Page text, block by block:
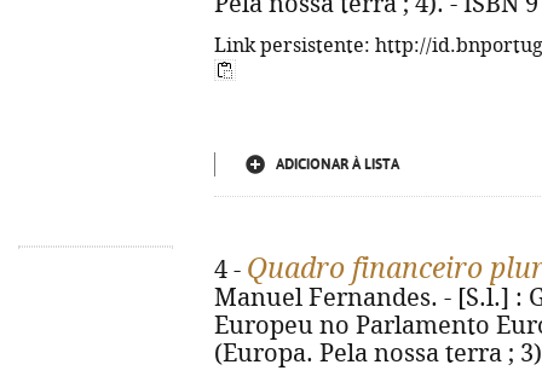
Link persistente: http://
ADICIONAR À LISTA
4 - Quadro financeiro
Manuel Fernandes. - [S.l.] :
Europeu no Parlamento
(Europa. Pela nossa terra ;